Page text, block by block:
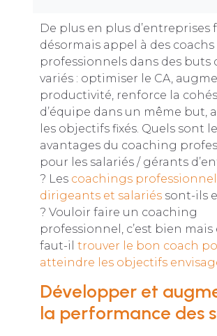
De plus en plus d’entreprises
désormais appel à des coachs
professionnels dans des buts
variés : optimiser le CA,
productivité, renforce la
d’équipe dans un même but,
les objectifs fixés. Quels sont
avantages du coaching
pour les salariés / gérants
? Les coachings
dirigeants et salariéssont-ils
? Vouloir faire un coaching
professionnel, c’est bien mais
faut-il trouver le bon coach
atteindre les objectifs
Développer et
la performance des